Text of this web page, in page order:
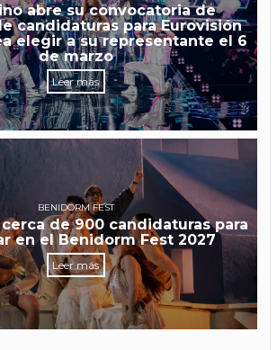
abre su convocatoria de
candidaturas para Eurovisión
elegir a su representante el 6
de marzo
Leer más
BENIDORM FEST
cerca de 900 candidaturas para
en el Benidorm Fest 2027
Leer más